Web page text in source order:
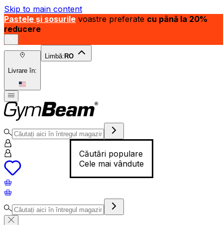
Skip to main content
Pastele și sosurile voastre preferate cu până la 20%
reducere
Livrare în:
Limbă: RO
Căutări populare
Cele mai vândute